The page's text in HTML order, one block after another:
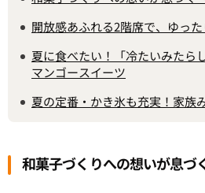
開放感あふれる2階席で、ゆっ
夏に食べたい！「冷たいみたら
マンゴースイーツ
夏の定番・かき氷も充実！家族
和菓子づくりへの想いが息づ